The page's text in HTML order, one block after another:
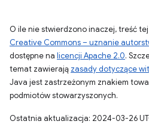
O ile nie stwierdzono inaczej, treść
Creative Commons – uznanie
dostępne na licencji Apache 2.0.
temat zawierają zasady dotyczące
Java jest zastrzeżonym znakiem
podmiotów stowarzyszonych.
Ostatnia aktualizacja: 2024-03-26